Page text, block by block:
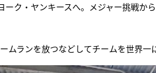
ク・ヤンキースへ。メジャー挑戦か
ランを放つなどしてチームを世界一